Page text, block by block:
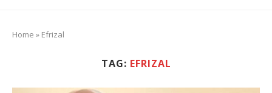
Home » Efrizal
TAG: EFRIZAL